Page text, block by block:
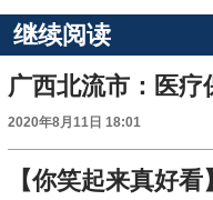
继续阅读
2020年8月11日 18:01